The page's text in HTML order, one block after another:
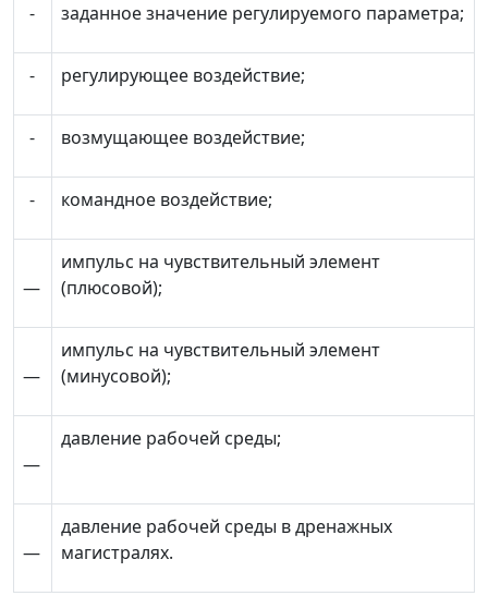
- заданное значение регулируемого параметра;
- регулирующее воздействие;
- возмущающее воздействие;
- командное воздействие;
—
импульс на чувствительный элемент
(плюсовой);
—
импульс на чувствительный элемент
(минусовой);
—
давление рабочей среды;
—
давление рабочей среды в дренажных
магистралях.